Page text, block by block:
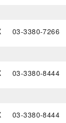
03-3380-7266
03-3380-8444
03-3380-8444